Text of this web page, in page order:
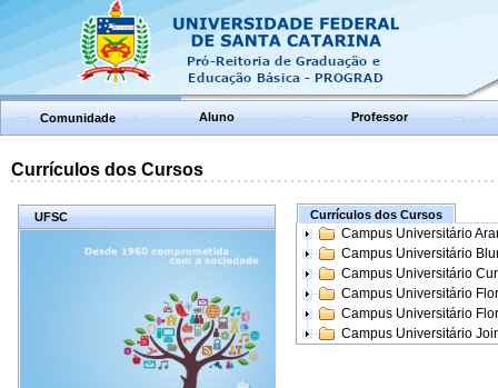
Comunidade Aluno Professor
Currículos dos Cursos
UFSC Currículos dos Cursos
Campus Universitário
Campus Universitário
Campus Universitário
Campus Universitário
Campus Universitário
Campus Universitário